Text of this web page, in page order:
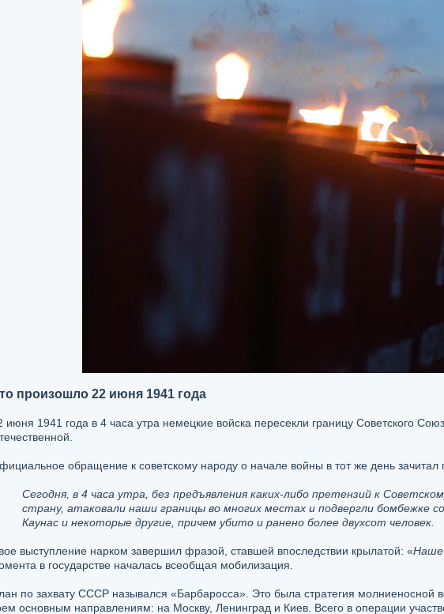
произошло 22 июня 1941 года
июня 1941 года в 4 часа утра немецкие войска пересекли границу Советского
обращение к советскому народу о начале войны в тот же день
Сегодня, в 4 часа утра, без предъявления каких-либо претензий к
страну, атаковали наши границы во многих местах и подвергли бомбежке
Каунас и некоторые другие, причем убито и ранено более двухсот человек.
выступление нарком завершил фразой, ставшей впоследствии крылатой: «Наше
в государстве началась всеобщая мобилизация.
по захвату СССР назывался «Барбаросса». Это была стратегия молниеносной
основным направлениям: на Москву, Ленинград и Киев. Всего в операции